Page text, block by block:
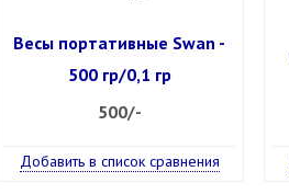
Весы портативные Swan -
500 гр/0,1 гр
500/-
Добавить в список сравнения